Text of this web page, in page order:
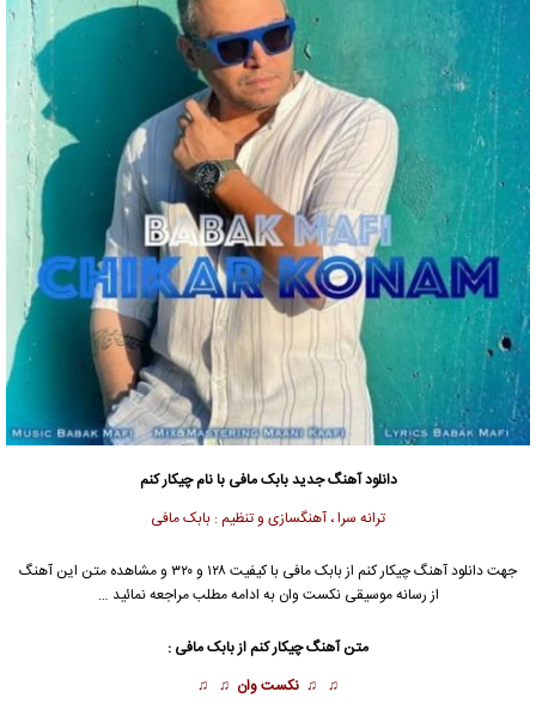
دانلود آهنگ جدیدبابک مافی با نام چیکار کنم
ترانه سرا ، آهنگسازی و تنظیم : بابک مافی
جهت دانلود آهنگ چیکار کنم ازبابک مافی
با کیفیت ۱۲۸ و ۳۲۰ و مشاهده متن این آهنگ
از رسانه موسیقی نکست وان به ادامه مطلب مراجعه نمائید …
متن آهنگ چیکار کنم ازبابک مافی :
♫ ♫ نکست وان ♫ ♫